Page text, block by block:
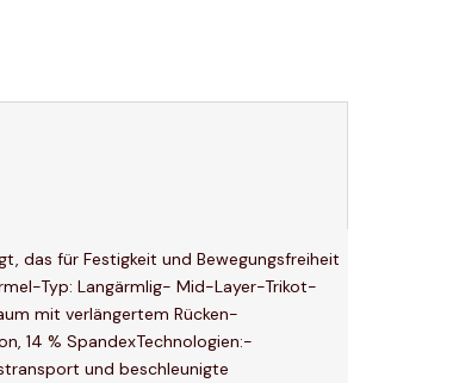
das für Festigkeit und Bewegungsfreiheit
Typ: Langärmlig- Mid-Layer-Trikot-
mit verlängertem Rücken-
14 % SpandexTechnologien:-
und beschleunigte